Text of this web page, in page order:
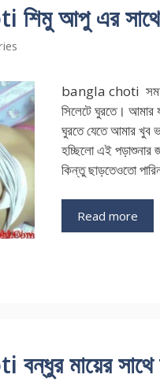
আপু এর সাথে
bangla choti সময়টা
সিলেটে ঘুরতে। আমার
ঘুরতে যেতে আমার খুব
হচ্ছিলো এই
কিন্তু ছাড়তেওতো
Read more
মায়ের সাথে